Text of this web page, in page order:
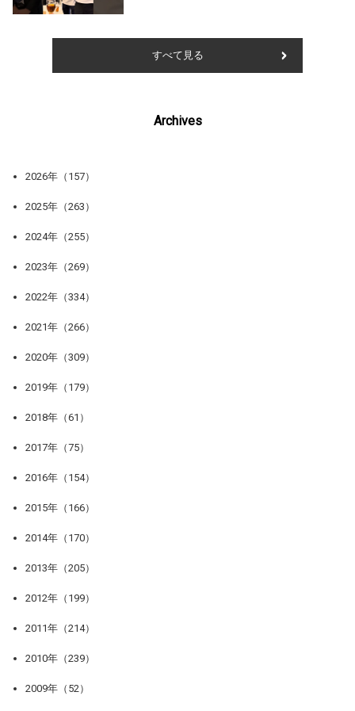
すべて見る
Archives
2026年（157）
2025年（263）
2024年（255）
2023年（269）
2022年（334）
2021年（266）
2020年（309）
2019年（179）
2018年（61）
2017年（75）
2016年（154）
2015年（166）
2014年（170）
2013年（205）
2012年（199）
2011年（214）
2010年（239）
2009年（52）